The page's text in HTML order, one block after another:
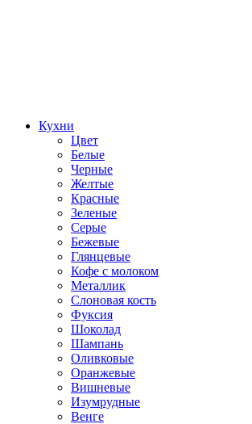
Кухни
Цвет
Белые
Черные
Желтые
Красные
Зеленые
Серые
Бежевые
Глянцевые
Кофе с молоком
Металлик
Слоновая кость
Фуксия
Шоколад
Шампань
Оливковые
Оранжевые
Вишневые
Изумрудные
Венге